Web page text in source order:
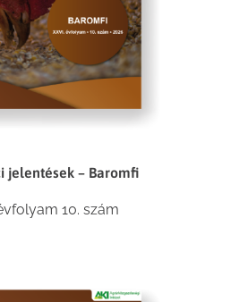
jelentések – Baromfi
10. szám